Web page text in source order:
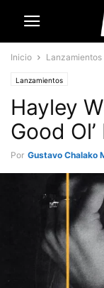
Inicio Lanzamientos
Lanzamientos
Hayley
Good
Por Gustavo Chalako